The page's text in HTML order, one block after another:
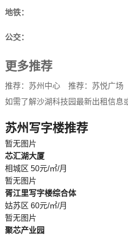
地铁：
公交：
更多推荐
推荐：苏州中心 推荐：苏悦广场
如需了解沙湖科技园最新出租信息
苏州写字楼推荐
暂无图片
芯汇湖大厦
相城区 50元/㎡/月
暂无图片
胥江里写字楼综合体
姑苏区 60元/㎡/月
暂无图片
聚芯产业园